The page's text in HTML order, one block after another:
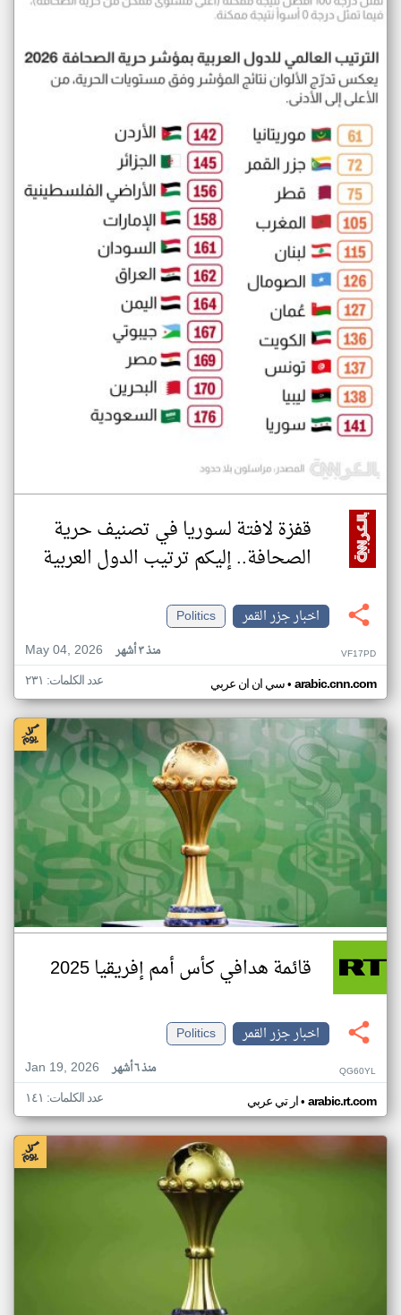
قفزة لافتة لسوريا في تصنيف حرية
الصحافة.. إليكم ترتيب الدول العربية
اخبار جزر القمر
Politics
May 04, 2026
منذ ٣ أشهر VF17PD
سي ان ان عربي• arabic.cnn.com عدد الكلمات: ٢٣١
قائمة هدافي كأس أمم إفريقيا 2025
اخبار جزر القمر
Politics
Jan 19, 2026
منذ ٦ أشهر QG60YL
ار تي عربي• arabic.rt.com عدد الكلمات: ١٤١